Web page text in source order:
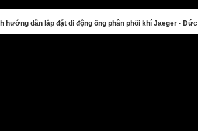
hướng dẫn lắp đặt di động ống phân phối khí Jaeger - Đức